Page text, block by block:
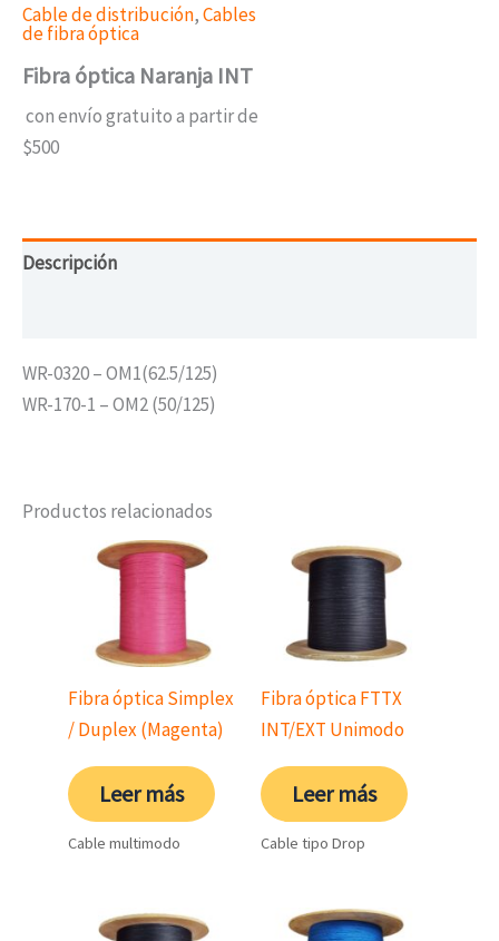
Cable de distribución,Cables
de fibra óptica
Fibra óptica Naranja INT
con envío gratuito a partir de
$500
Descripción
WR-0320 – OM1(62.5/125)
WR-170-1 – OM2 (50/125)
Productos relacionados
Fibra óptica Simplex
/ Duplex (Magenta)
Leer más
Cable multimodo
Fibra óptica FTTX
INT/EXT Unimodo
Leer más
Cable tipo Drop